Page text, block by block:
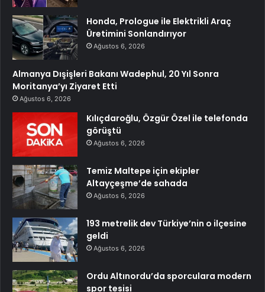
Honda, Prologue ile Elektrikli Araç
Üretimini Sonlandırıyor
Ağustos 6, 2026
Almanya Dışişleri Bakanı Wadephul, 20 Yıl Sonra
Moritanya’yı Ziyaret Etti
Ağustos 6, 2026
Kılıçdaroğlu, Özgür Özel ile telefonda
görüştü
Ağustos 6, 2026
Temiz Maltepe için ekipler
Altayçeşme’de sahada
Ağustos 6, 2026
193 metrelik dev Türkiye’nin o ilçesine
geldi
Ağustos 6, 2026
Ordu Altınordu’da sporculara modern
spor tesisi